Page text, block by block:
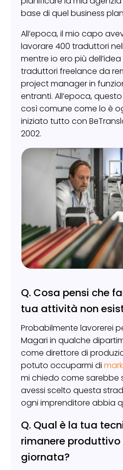
base di quel business
All’epoca, il mio capo
lavorare 400 traduttori
mentre io ero più
traduttori freelance da
project manager in
entranti. All’epoca,
così comune come lo è
iniziato tutto con
2002.
Q. Cosa pensi che
tua attività non
Probabilmente lavorerei
Magari in qualche
come direttore di
potuto occuparmi di
mi chiedo come sarebbe
avessi scelto questa
ogni imprenditore abbia
Q. Qual è la tua
rimanere
giornata?